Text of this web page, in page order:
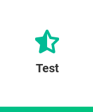
Test